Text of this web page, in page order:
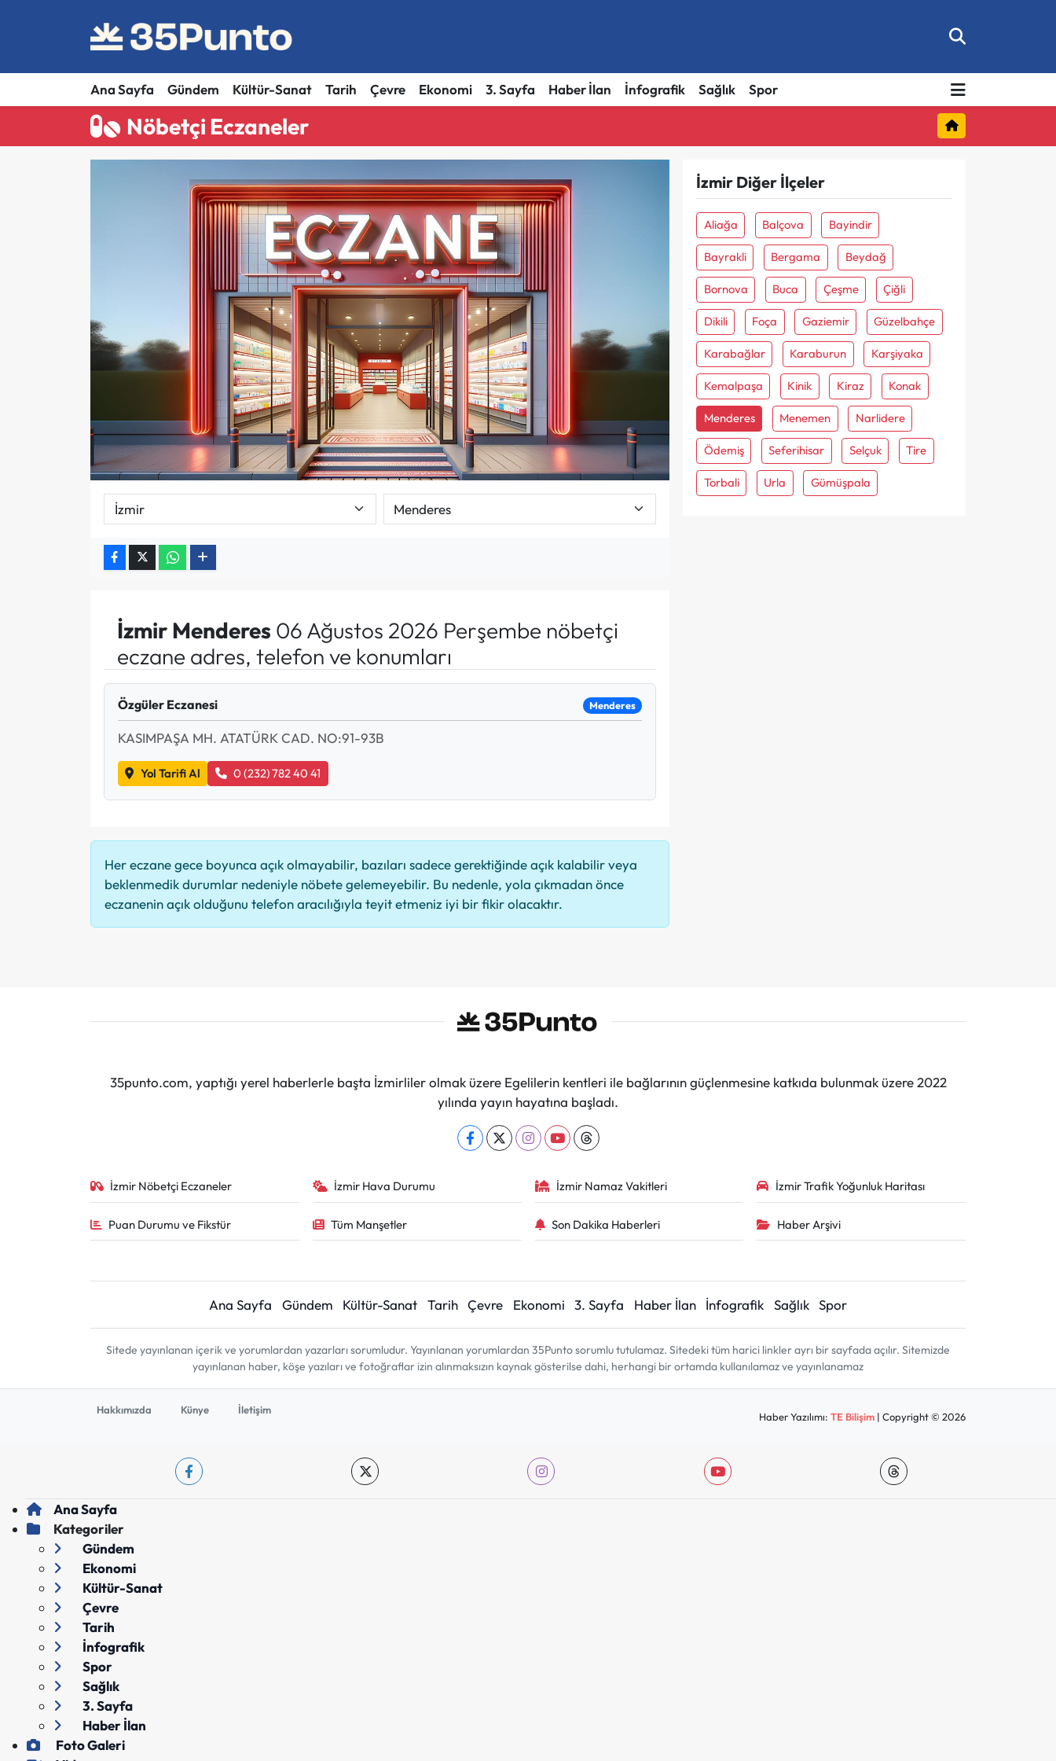
Ana Sayfa Gündem Kültür-Sanat Tarih Çevre Ekonomi 3. Sayfa Haber İlan İnfografik Sağlık Spor
Nöbetçi Eczaneler
İzmir Menderes 06 Ağustos 2026 Perşembe nöbetçi
eczane adres, telefon ve konumları
Özgüler Eczanesi Menderes
KASIMPAŞA MH. ATATÜRK CAD. NO:91-93B
Yol Tarifi Al 0 (232) 782 40 41
Her eczane gece boyunca açık olmayabilir, bazıları sadece gerektiğinde açık kalabilir veya
beklenmedik durumlar nedeniyle nöbete gelemeyebilir. Bu nedenle, yola çıkmadan önce
eczanenin açık olduğunu telefon aracılığıyla teyit etmeniz iyi bir fikir olacaktır.
İzmir Diğer İlçeler
Aliağa Balçova Bayindir
Bayrakli Bergama Beydağ
Bornova Buca Çeşme Çiğli
Dikili Foça Gaziemir Güzelbahçe
Karabağlar Karaburun Karşiyaka
Kemalpaşa Kinik Kiraz Konak
Menderes Menemen Narlidere
Ödemiş Seferihisar Selçuk Tire
Torbali Urla Gümüşpala
35punto.com, yaptığı yerel haberlerle başta İzmirliler olmak üzere Egelilerin kentleri ile bağlarının güçlenmesine katkıda bulunmak üzere 2022
yılında yayın hayatına başladı.
İzmir Nöbetçi Eczaneler İzmir Hava Durumu İzmir Namaz Vakitleri İzmir Trafik Yoğunluk Haritası
Puan Durumu ve Fikstür Tüm Manşetler Son Dakika Haberleri Haber Arşivi
Ana Sayfa Gündem Kültür-Sanat Tarih Çevre Ekonomi 3. Sayfa Haber İlan İnfografik Sağlık Spor
Sitede yayınlanan içerik ve yorumlardan yazarları sorumludur. Yayınlanan yorumlardan 35Punto sorumlu tutulamaz. Sitedeki tüm harici linkler ayrı bir sayfada açılır. Sitemizde
yayınlanan haber, köşe yazıları ve fotoğraflar izin alınmaksızın kaynak gösterilse dahi, herhangi bir ortamda kullanılamaz ve yayınlanamaz
Hakkımızda Künye İletişim
Haber Yazılımı:TE Bilişim | Copyright © 2026
Ana Sayfa
Kategoriler
Gündem
Ekonomi
Kültür-Sanat
Çevre
Tarih
İnfografik
Spor
Sağlık
3. Sayfa
Haber İlan
Foto Galeri